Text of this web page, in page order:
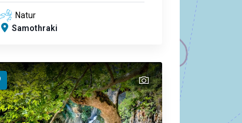
Natur
Samothraki
text
text
text
text